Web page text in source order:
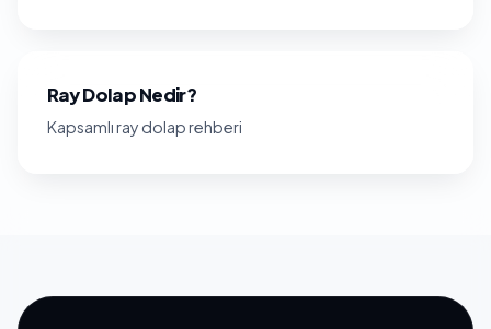
Ray Dolap Nedir?
Kapsamlı ray dolap rehberi